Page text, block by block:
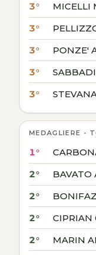
3° MICELLI
3°
3° PONZE'
3°
3°
MEDAGLIERE -
1°
2° BAVATO
2°
2° CIPRIAN
2° MARIN